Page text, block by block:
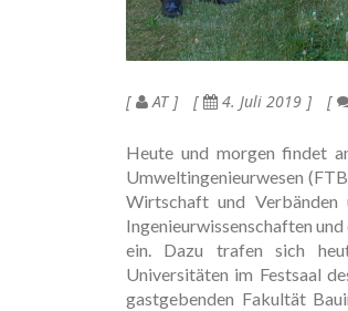
AT 4. Juli 2019
Heute und morgen findet
Umweltingenieurwesen
Wirtschaft und
Ingenieurwissenschaften
ein. Dazu trafen sich
Universitäten im Festsaal
gastgebenden Fakultät